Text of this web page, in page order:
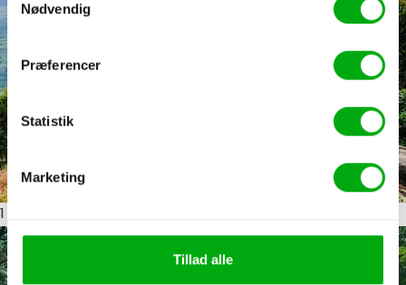
Nødvendig
Præferencer
Statistik
Marketing
Tillad alle
1